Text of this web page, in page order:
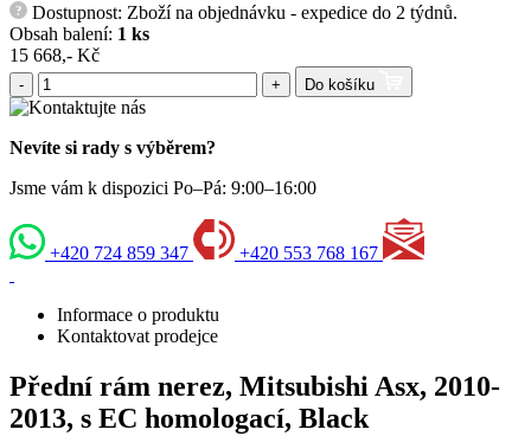
?
Dostupnost: Zboží na objednávku - expedice do 2 týdnů.
Obsah balení: 1 ks
15 668,- Kč
- + Do košíku
Nevíte si rady s výběrem?
Jsme vám k dispozici Po–Pá: 9:00–16:00
+420 724 859 347 +420 553 768 167
Informace o produktu
Kontaktovat prodejce
Přední rám nerez, Mitsubishi Asx, 2010-
2013, s EC homologací, Black